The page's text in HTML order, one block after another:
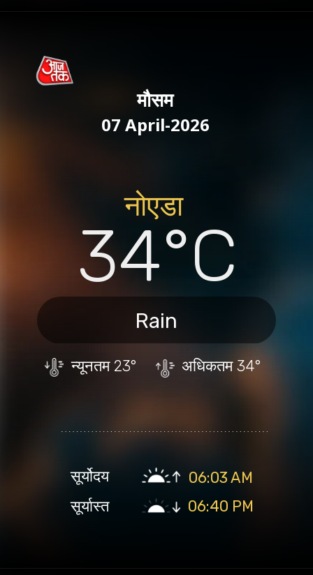
34°C
मौसम
नोएडा
सूर्योदय
सूर्यास्त
Rain
न्यूनतम23° अधिकतम34°
06:03 AM
06:40 PM
07 April-2026